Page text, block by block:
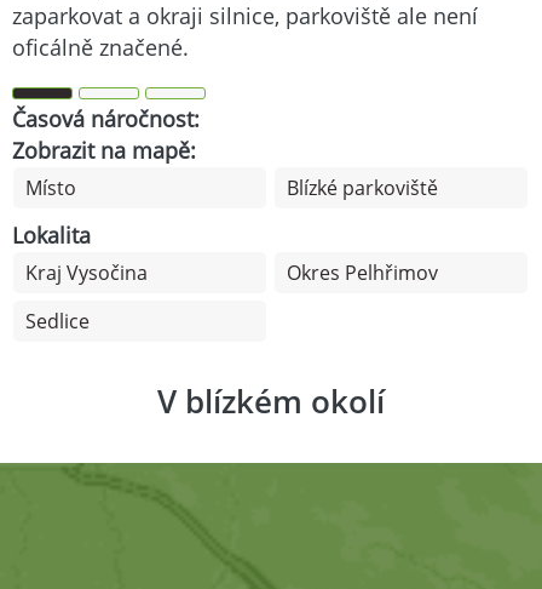
zaparkovat a okraji silnice, parkoviště ale není
oficálně značené.
Časová náročnost:
Zobrazit na mapě:
Místo Blízké parkoviště
Lokalita
Kraj Vysočina
Okres Pelhřimov
Sedlice
V blízkém okolí